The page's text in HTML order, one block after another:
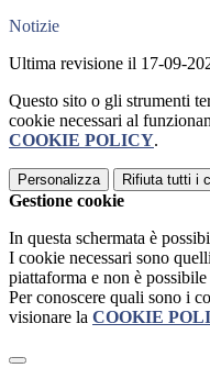
Notizie
Ultima revisione il 17-09-
Questo sito o gli strumenti
cookie necessari al
COOKIE POLICY.
Personalizza Rifiuta tutti i
Gestione cookie
In questa schermata è
I cookie necessari sono
piattaforma e non è
Per conoscere quali sono i
visionare la COOKIE